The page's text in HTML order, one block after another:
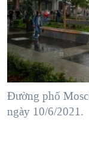
"Tìm"NGƯỜI VIỆT
ĐỜI SỐNG
KHOA HỌC
SỨC KHOẺ
VĂN HOÁ
TẠI
HÀNH TRÌNH
MỘT NĂM
GIẢI MÃ VÀNH
TRỊNH VĨNH
VIDEO
NGHE
MẠNG XÃ HỘI
Ngôn ngữ khác
Đường phố
ngày 10/6/2021.